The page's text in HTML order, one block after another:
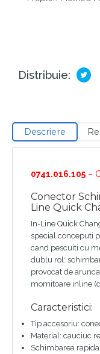
Distribuie:
Descriere
0741.016.105 –
Conector
Line Quick
In-Line Quick
special conceputi
cand pescuiti cu
dublu rol:
provocat de
momitoare inline
Caracteristici:
Tip accesoriu:
Material: cauciuc
Schimbarea